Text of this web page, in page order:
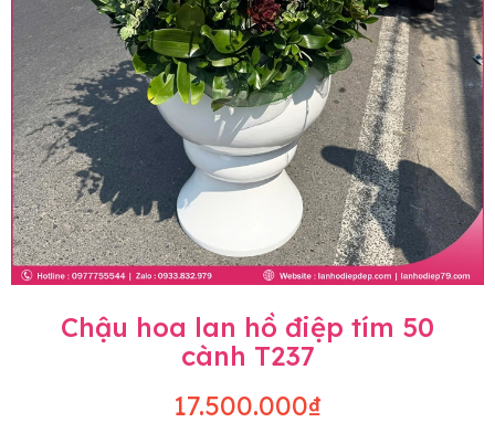
Chậu hoa lan hồ điệp tím 50
cành T237
17.500.000₫